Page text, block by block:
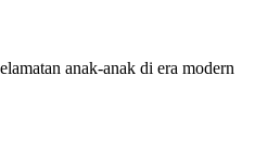
anak-anak di era modern